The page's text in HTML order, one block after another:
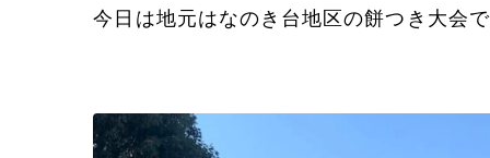
今日は地元はなのき台地区の餅つき大会